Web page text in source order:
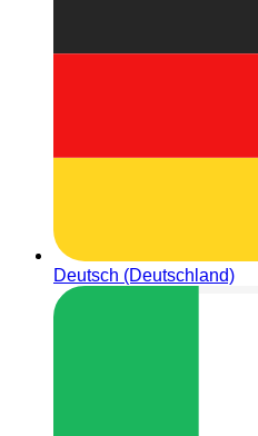
Deutsch (Deutschland)